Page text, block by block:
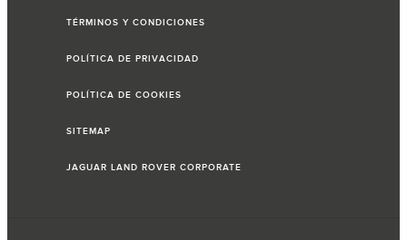
TÉRMINOS Y CONDICIONES
POLÍTICA DE PRIVACIDAD
POLÍTICA DE COOKIES
SITEMAP
JAGUAR LAND ROVER CORPORATE